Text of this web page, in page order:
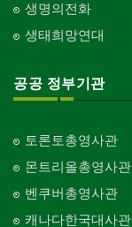
생명의전화
생태희망연대
공공 정부기관
토론토총영사관
몬트리올총영사관
벤쿠버총영사관
캐나다한국대사관